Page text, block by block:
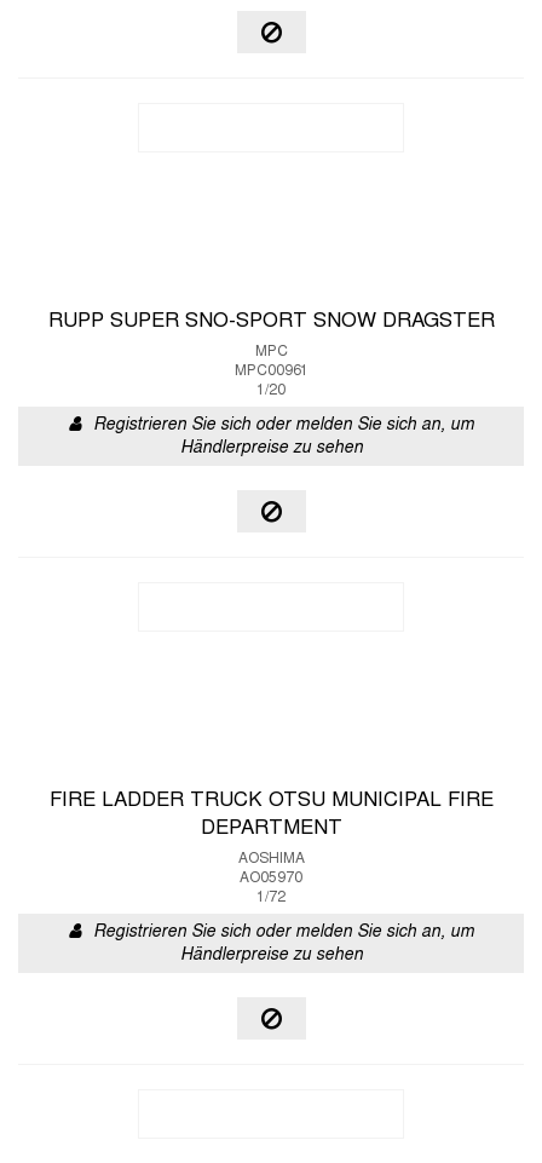
RUPP SUPER SNO-SPORT SNOW DRAGSTER
MPC
MPC00961
1/20
Registrieren Sie sich oder melden Sie sich an, um
Händlerpreise zu sehen
FIRE LADDER TRUCK OTSU MUNICIPAL FIRE
DEPARTMENT
AOSHIMA
AO05970
1/72
Registrieren Sie sich oder melden Sie sich an, um
Händlerpreise zu sehen